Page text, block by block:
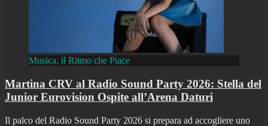
Musica, il Ritmo che Piace
Martina CRV al Radio Sound Party 2026: Stella del
Junior Eurovision Ospite all’Arena Daturi
Il palco del Radio Sound Party 2026 si prepara ad accogliere uno